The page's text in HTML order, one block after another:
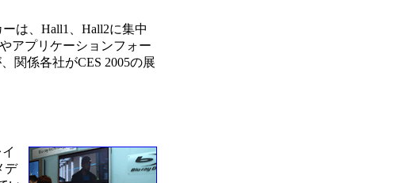
は、Hall1、Hall2に集中
アプリケーションフォー
関係各社がCES 2005の展
デ